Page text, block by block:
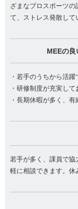
ざまなプロスポーツ
て、ストレス発散して
MEEの良
・若手のうちから活躍
・研修制度が充実して
・長期休暇が多く、有
若手が多く、課員で
軽に相談できます。休